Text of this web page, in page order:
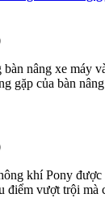
nâng xe máy
gặp của bàn
khí Pony
điểm vượt trội mà